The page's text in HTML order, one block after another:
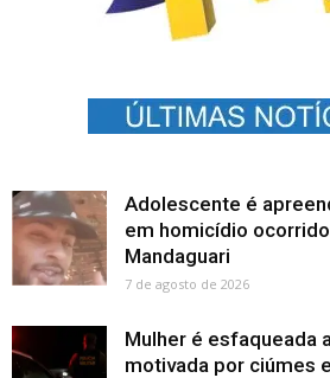
Adolescente é
em homicídio
Mandaguari
7 de agosto de 2026
Mulher é esfaqueada
motivada por ciúmes